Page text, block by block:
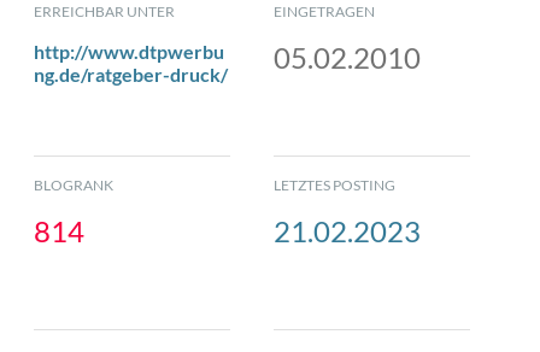
ERREICHBAR UNTER
http://www.dtpwerbu
ng.de/ratgeber-druck/
EINGETRAGEN
05.02.2010
BLOGRANK
814
LETZTES POSTING
21.02.2023